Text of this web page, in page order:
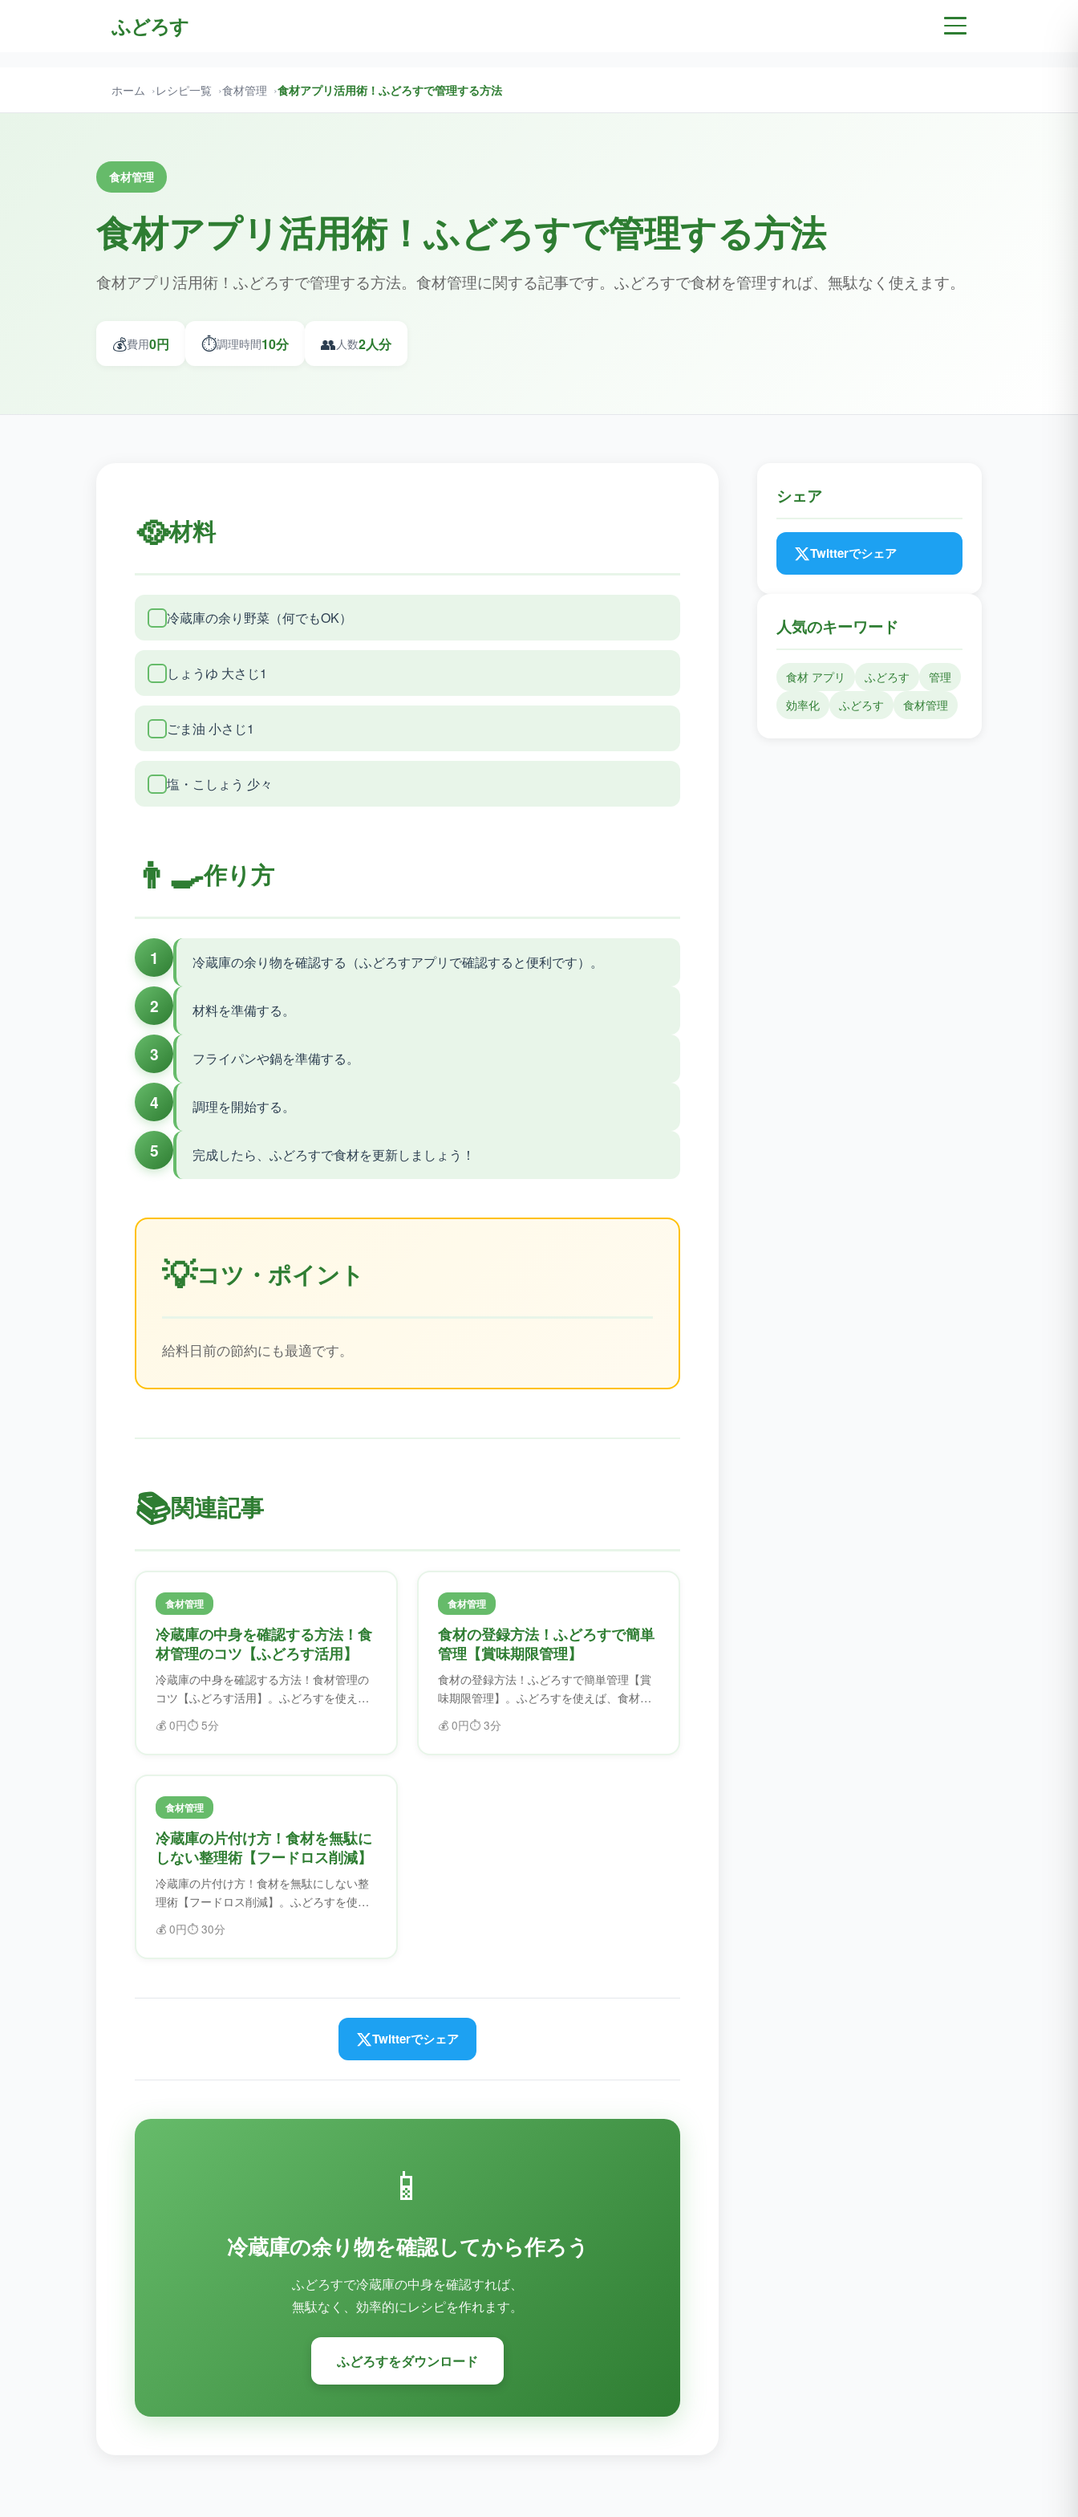
ふどろす
ホーム レシピ一覧 食材管理 食材アプリ活用術！ふどろすで管理する方法
食材管理
食材アプリ活用術！ふどろすで管理する方法
食材アプリ活用術！ふどろすで管理する方法。食材管理に関する記事です。ふどろすで食材を管理すれば、無駄なく使えます。
💰費用0円 ⏱️調理時間10分 👥人数2人分
🥘材料
冷蔵庫の余り野菜（何でもOK）
しょうゆ 大さじ1
ごま油 小さじ1
塩・こしょう 少々
👨‍🍳作り方
1 冷蔵庫の余り物を確認する（ふどろすアプリで確認すると便利です）。
2 材料を準備する。
3 フライパンや鍋を準備する。
4 調理を開始する。
5 完成したら、ふどろすで食材を更新しましょう！
💡コツ・ポイント
給料日前の節約にも最適です。
📚関連記事
食材管理
冷蔵庫の中身を確認する方法！食
材管理のコツ【ふどろす活用】
冷蔵庫の中身を確認する方法！食材管理の
コツ【ふどろす活用】。ふどろすを使え
ば、食材を効率的に管理できます。賞味期
限を忘れることがなくなり、フードロスを
💰 0円⏱️ 5分
食材管理
食材の登録方法！ふどろすで簡単
管理【賞味期限管理】
食材の登録方法！ふどろすで簡単管理【賞
味期限管理】。ふどろすを使えば、食材を
効率的に管理できます。賞味期限を忘れる
ことがなくなり、フードロスを削減できま
💰 0円⏱️ 3分
食材管理
冷蔵庫の片付け方！食材を無駄に
しない整理術【フードロス削減】
冷蔵庫の片付け方！食材を無駄にしない整
理術【フードロス削減】。ふどろすを使え
ば、食材を効率的に管理できます。賞味期
限を忘れることがなくなり、フードロスを
💰 0円⏱️ 30分
Twitterでシェア
📱
冷蔵庫の余り物を確認してから作ろう
ふどろすで冷蔵庫の中身を確認すれば、
無駄なく、効率的にレシピを作れます。
ふどろすをダウンロード
シェア
Twitterでシェア
人気のキーワード
食材 アプリ ふどろす
管理
効率化
ふどろす 食材管理